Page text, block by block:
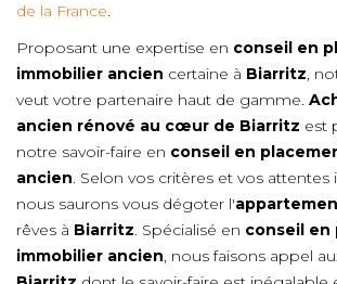
de la France.
Proposant une expertise en conseil en
immobilier ancien certaine à Biarritz,
veut votre partenaire haut de gamme.
ancien rénové au cœur de Biarritz est
notre savoir-faire en conseil en
ancien. Selon vos critères et vos attentes
nous saurons vous dégoter l'
rêves à Biarritz. Spécialisé en conseil en
immobilier ancien, nous faisons appel